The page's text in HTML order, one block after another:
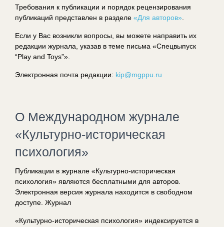
Требования к публикации и порядок рецензирования
публикаций представлен в разделе «Для авторов»
Если у Вас возникли вопросы, вы можете направить их
редакции журнала, указав в теме письма «Спецвыпуск
“Play and Toys”».
Электронная почта редакции: kip@mgppu.ru
О Международном журнале
«Культурно-историческая
психология»
Публикации в журнале «Культурно-историческая
психология» являются бесплатными для авторов.
Электронная версия журнала находится в свободном
доступе. Журнал
«Культурно-историческая психология» индексируется в